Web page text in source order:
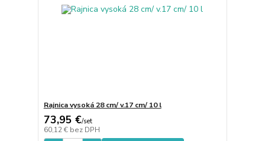
Rajnica vysoká 28 cm/ v.17 cm/ 10 l
73,95 €/set
60,12 € bez DPH